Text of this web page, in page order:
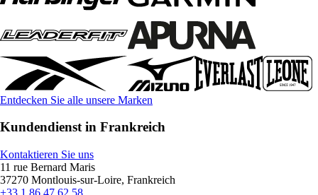
Entdecken Sie alle unsere Marken
Kundendienst in Frankreich
Kontaktieren Sie uns
11 rue Bernard Maris
37270 Montlouis-sur-Loire, Frankreich
+33 1 86 47 62 58